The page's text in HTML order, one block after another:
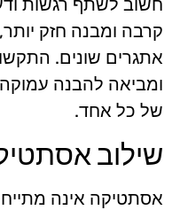
חשוב לשתף רגשות
קרבה ומבנה חזק
אתגרים שונים.
ומביאה להבנה
של כל אחד.
שילוב
אסתטיקה אינה